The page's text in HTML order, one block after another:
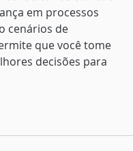
em processos
cenários de
que você tome
decisões para